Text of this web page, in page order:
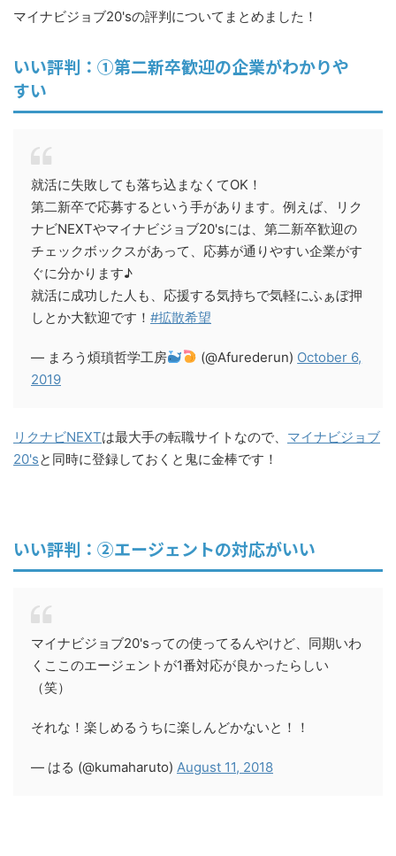
マイナビジョブ20'sの評判についてまとめました！
いい評判：①第二新卒歓迎の企業がわかりや
すい
就活に失敗しても落ち込まなくてOK！
第二新卒で応募するという手があります。例えば、リク
ナビNEXTやマイナビジョブ20'sには、第二新卒歓迎の
チェックボックスがあって、応募が通りやすい企業がす
ぐに分かります♪
就活に成功した人も、応援する気持ちで気軽にふぁぼ押
しとか大歓迎です！ #拡散希望
— まろう煩瑣哲学工房 (@Afurederun) October 6,
2019
リクナビNEXTは最大手の転職サイトなので、 マイナビジョブ
20'sと同時に登録しておくと鬼に金棒です！
いい評判：②エージェントの対応がいい
マイナビジョブ20'sっての使ってるんやけど、同期いわ
くここのエージェントが1番対応が良かったらしい
（笑）
それな！楽しめるうちに楽しんどかないと！！
— はる (@kumaharuto) August 11, 2018